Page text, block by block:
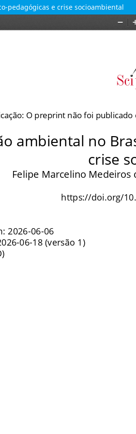
pedagógicas e crise socioambiental